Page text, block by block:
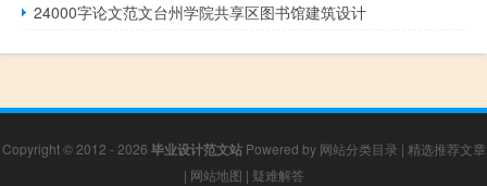
24000字论文范文台州学院共享区图书馆建筑设计
Copyright © 2012 - 2026 毕业设计范文站Powered by 网站分类目录 | 精选推荐文章
| 网站地图 | 疑难解答